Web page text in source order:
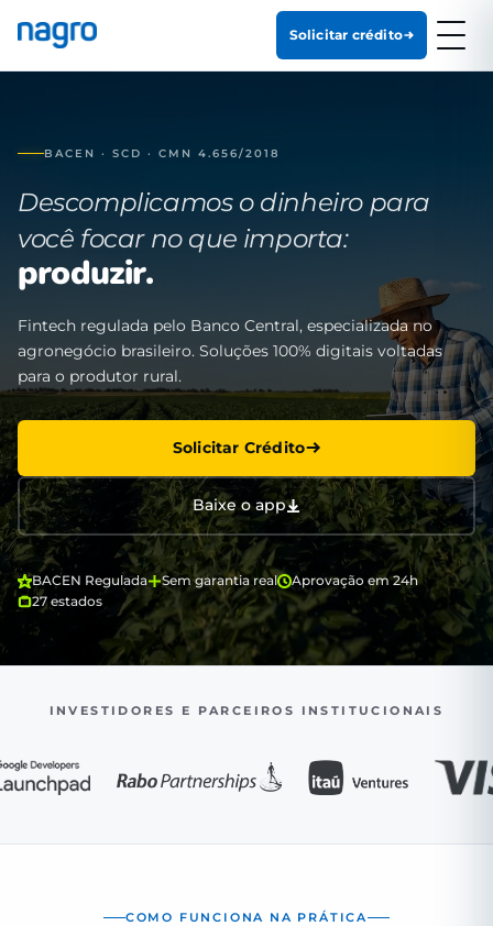
Solicitar crédito
BACEN · SCD · CMN 4.656/2018
Descomplicamos o dinheiro para
você focar no que importa:
produzir.
Fintech regulada pelo Banco Central, especializada no
agronegócio brasileiro. Soluções 100% digitais voltadas
para o produtor rural.
Solicitar Crédito
Baixe o app
BACEN Regulada Sem garantia real
Aprovação em 24h
27 estados
INVESTIDORES E PARCEIROS INSTITUCIONAIS
COMO FUNCIONA NA PRÁTICA